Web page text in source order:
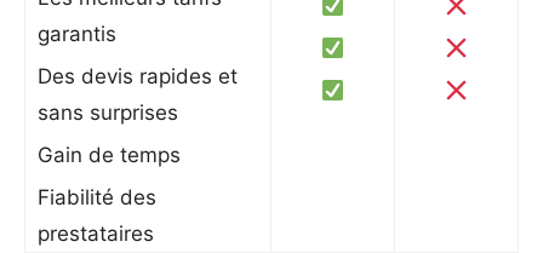
garantis
Des devis rapides et
sans surprises
Gain de temps
Fiabilité des
prestataires